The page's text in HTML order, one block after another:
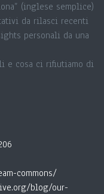
(inglese semplice)
da rilasci recenti
personali da una
e cosa ci rifiutiamo di
commons/
blog/our-